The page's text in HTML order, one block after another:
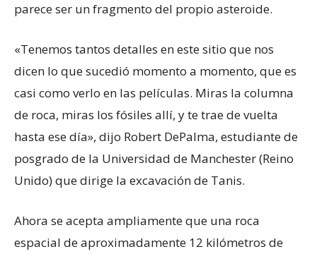
parece ser un fragmento del propio asteroide.
«Tenemos tantos detalles en este sitio que nos
dicen lo que sucedió momento a momento, que es
casi como verlo en las películas. Miras la columna
de roca, miras los fósiles allí, y te trae de vuelta
hasta ese día», dijo Robert DePalma, estudiante de
posgrado de la Universidad de Manchester (Reino
Unido) que dirige la excavación de Tanis.
Ahora se acepta ampliamente que una roca
espacial de aproximadamente 12 kilómetros de